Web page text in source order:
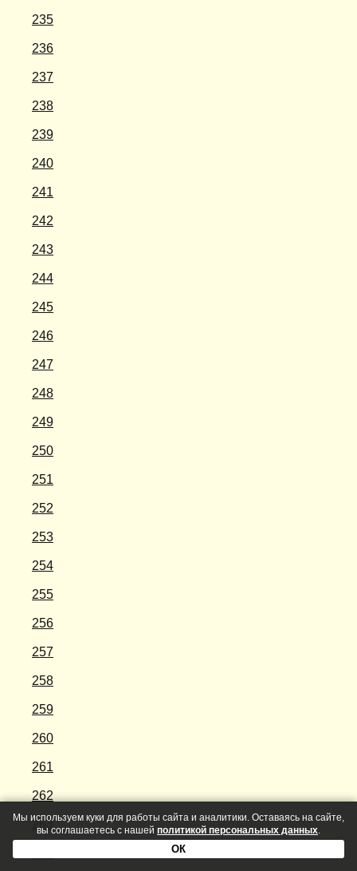
235
236
237
238
239
240
241
242
243
244
245
246
247
248
249
250
251
252
253
254
255
256
257
258
259
260
261
262
263
Мы используем куки для работы сайта и аналитики. Оставаясь на сайте,
вы соглашаетесь с нашей политикой персональных данных.
ОК